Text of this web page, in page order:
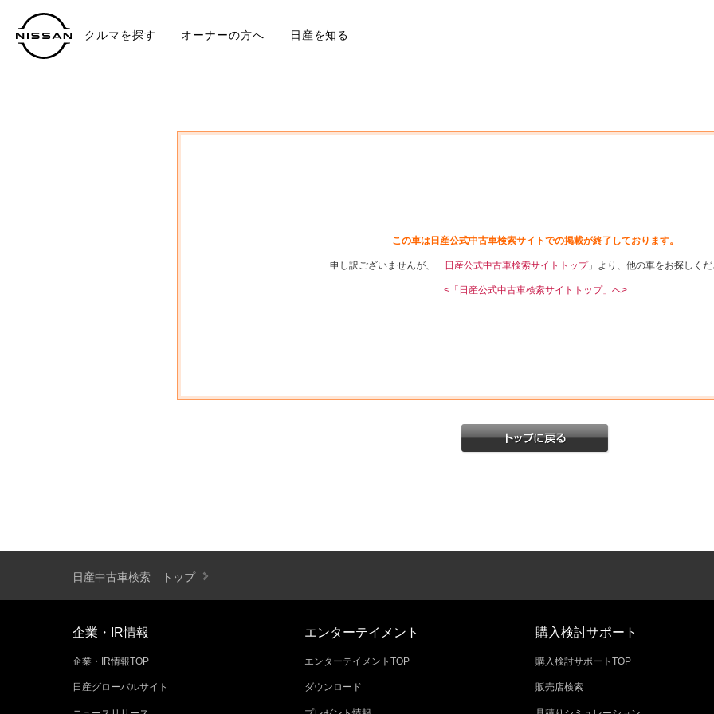
クルマを探す オーナーの方へ 日産を知る
この車は日産公式中古車検索サイトでの掲載が終了しております。
申し訳ございませんが、「 日産公式中古車検索サイトトップ」より、他の車をお探しくだ
<「日産公式中古車検索サイトトップ」へ>
日産中古車検索 トップ
企業・IR情報
企業・IR情報TOP
日産グローバルサイト
エンターテイメント
エンターテイメントTOP
ダウンロード
購入検討サポート
購入検討サポートTOP
販売店検索